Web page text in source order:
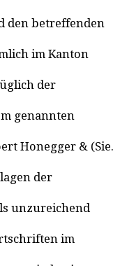
den betreffenden
im Kanton
der
genannten
Honegger & (Sie.
der
unzureichend
im